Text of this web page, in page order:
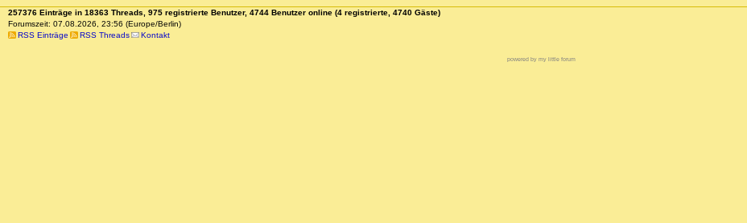
257376 Einträge in 18363 Threads, 975 registrierte Benutzer, 4744 Benutzer online (4 registrierte, 4740 Gäste)
Forumszeit: 07.08.2026, 23:56 (Europe/Berlin)
RSS Einträge
RSS Threads Kontakt
powered by my little forum